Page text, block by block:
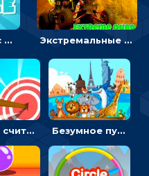
Головоломка с часами для детей: читать время по циферблату Экстремальные пазлы с квадроциклами: собирать крутые тачки
Мастер считать стрелы: увеличивать запас, чтобы поразить больше целей Безумное путешествие друзей по миру: собирать пазлы из фото с животными